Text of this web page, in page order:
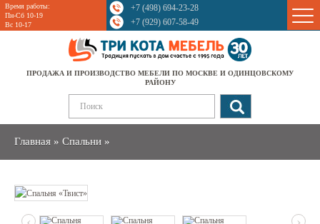
Время работы:
Пн-Сб 10-19
Вс 10-17
+7 (498) 694-23-28
+7 (929) 607-58-49
ПРОДАЖА И ПРОИЗВОДСТВО МЕБЕЛИ ПО МОСКВЕ И ОДИНЦОВСКОМУ
РАЙОНУ
Главная » Спальни »
Sale